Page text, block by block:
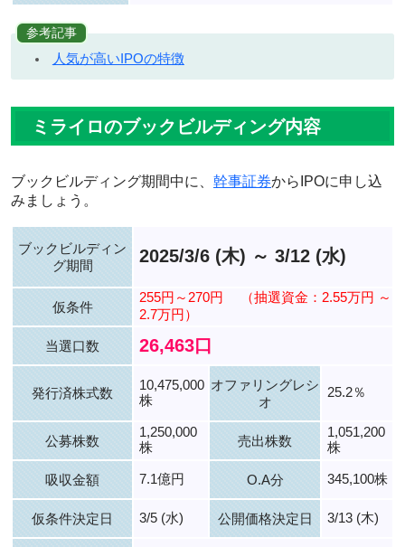
参考記事
人気が高いIPOの特徴
ミライロのブックビルディング内容
ブックビルディング期間中に、 幹事証券からIPOに申し込
みましょう。
ブックビルディン
グ期間
2025/3/6 (木) ～ 3/12 (水)
仮条件
255円～270円
（抽選資金：2.55万円 ～
2.7万円）
当選口数 26,463口
発行済株式数
10,475,000
株
オファリングレシ
オ
25.2％
公募株数
1,250,000
株
売出株数
1,051,200
株
吸収金額 7.1億円 O.A分 345,100株
仮条件決定日 3/5 (水) 公開価格決定日 3/13 (木)